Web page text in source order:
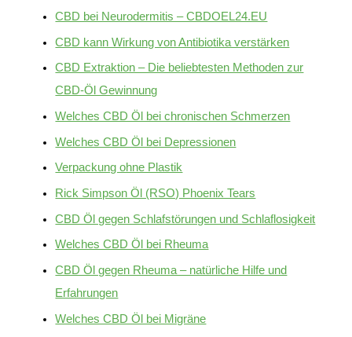
CBD bei Neurodermitis – CBDOEL24.EU
CBD kann Wirkung von Antibiotika verstärken
CBD Extraktion – Die beliebtesten Methoden zur
CBD-Öl Gewinnung
Welches CBD Öl bei chronischen Schmerzen
Welches CBD Öl bei Depressionen
Verpackung ohne Plastik
Rick Simpson Öl (RSO) Phoenix Tears
CBD Öl gegen Schlafstörungen und Schlaflosigkeit
Welches CBD Öl bei Rheuma
CBD Öl gegen Rheuma – natürliche Hilfe und
Erfahrungen
Welches CBD Öl bei Migräne